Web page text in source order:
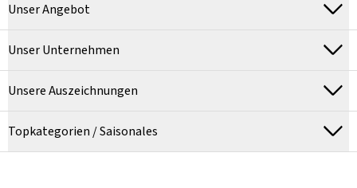
Unser Angebot
Unser Unternehmen
Unsere Auszeichnungen
Topkategorien / Saisonales